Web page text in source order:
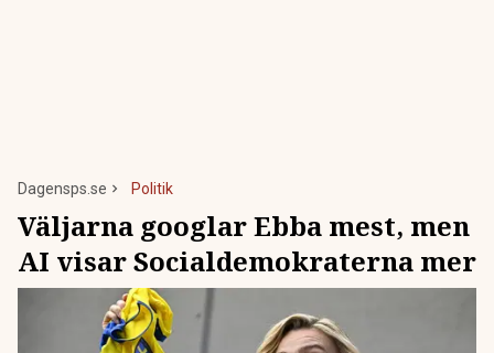
Dagensps.se Politik
Väljarna googlar Ebba mest, men
AI visar Socialdemokraterna mer